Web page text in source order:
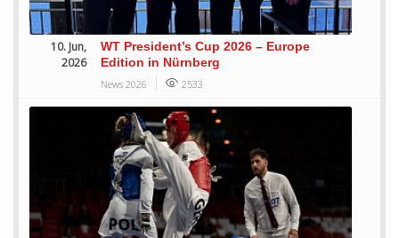
10. Jun,
2026
WT President’s Cup 2026 – Europe
Edition in Nürnberg
News 2026 2533